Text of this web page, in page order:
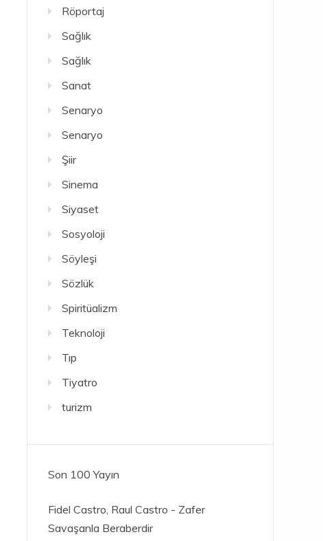
Röportaj
Sağlık
Sağlık
Sanat
Senaryo
Senaryo
Şiir
Sinema
Siyaset
Sosyoloji
Söyleşi
Sözlük
Spiritüalizm
Teknoloji
Tıp
Tiyatro
turizm
Son 100 Yayın
Fidel Castro, Raul Castro - Zafer
Savaşanla Beraberdir